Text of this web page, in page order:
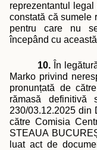
reprezentantul
constată că sumele
pentru care nu
începând cu
10. În
Marko privind
pronunțată de
rămasă
230/03.12.2025 din
către Comisia
STEAUA
luat act de